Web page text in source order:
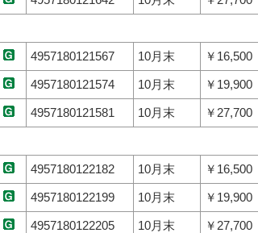
4957180121567 10月末 ￥16,500
4957180121574 10月末 ￥19,900
4957180121581 10月末 ￥27,700
4957180122182 10月末 ￥16,500
4957180122199 10月末 ￥19,900
4957180122205 10月末 ￥27,700